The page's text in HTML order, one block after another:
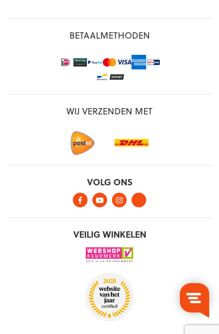
BETAALMETHODEN
WIJ VERZENDEN MET